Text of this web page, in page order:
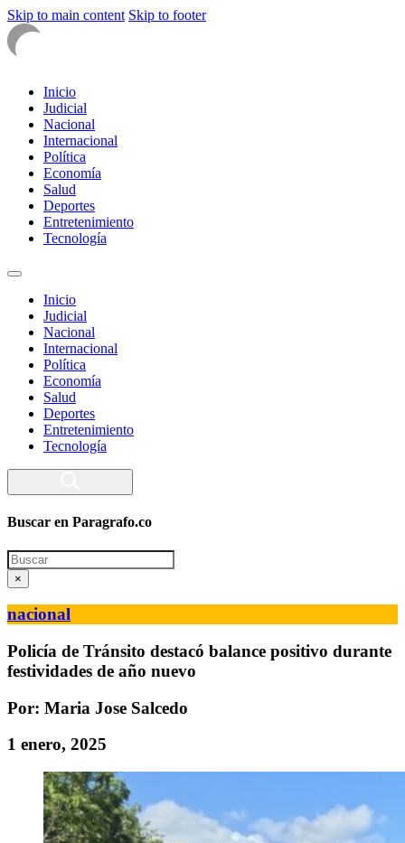
Skip to main content Skip to footer
Inicio
Judicial
Nacional
Internacional
Política
Economía
Salud
Deportes
Entretenimiento
Tecnología
Inicio
Judicial
Nacional
Internacional
Política
Economía
Salud
Deportes
Entretenimiento
Tecnología
Buscar en Paragrafo.co
Search
×
nacional
Policía de Tránsito destacó balance positivo durante
festividades de año nuevo
Por: Maria Jose Salcedo
1 enero, 2025